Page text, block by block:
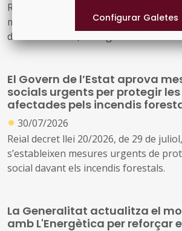
Resolució CLT/2702/2026, de 24 de
modifica la dotació de la convocatòria
de subvencions, en règim de
festivals de música d'alt interès
El Govern de l’Estat aprova
socials urgents per protegir
afectades pels incendis
● 30/07/2026
Reial decret llei 20/2026, de 29 de
s’estableixen mesures urgents de
social davant els incendis forestals.
La Generalitat actualitza el
amb L'Energètica per reforçar